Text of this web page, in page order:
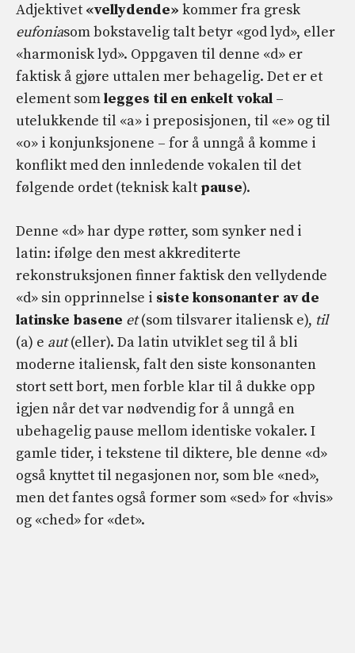
Adjektivet «vellydende» kommer fra gresk
eufoniasom bokstavelig talt betyr «god lyd», eller
«harmonisk lyd». Oppgaven til denne «d» er
faktisk å gjøre uttalen mer behagelig. Det er et
element somlegges til en enkelt vokal –
utelukkende til «a» i preposisjonen, til «e» og til
«o» i konjunksjonene – for å unngå å komme i
konflikt med den innledende vokalen til det
følgende ordet (teknisk kalt pause).
Denne «d» har dype røtter, som synker ned i
latin: ifølge den mest akkrediterte
rekonstruksjonen finner faktisk den vellydende
«d» sin opprinnelse i siste konsonanter av de
latinske basene et(som tilsvarer italiensk e), til
(a) e aut(eller). Da latin utviklet seg til å bli
moderne italiensk, falt den siste konsonanten
stort sett bort, men forble klar til å dukke opp
igjen når det var nødvendig for å unngå en
ubehagelig pause mellom identiske vokaler. I
gamle tider, i tekstene til diktere, ble denne «d»
også knyttet til negasjonen nor, som ble «ned»,
men det fantes også former som «sed» for «hvis»
og «ched» for «det».